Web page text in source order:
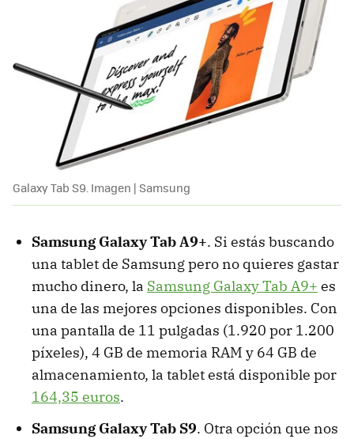
Galaxy Tab S9. Imagen | Samsung
Samsung Galaxy Tab A9+. Si estás buscando
una tablet de Samsung pero no quieres gastar
mucho dinero, la Samsung Galaxy Tab A9+ es
una de las mejores opciones disponibles. Con
una pantalla de 11 pulgadas (1.920 por 1.200
píxeles), 4 GB de memoria RAM y 64 GB de
almacenamiento, la tablet está disponible por
164,35 euros.
Samsung Galaxy Tab S9. Otra opción que nos